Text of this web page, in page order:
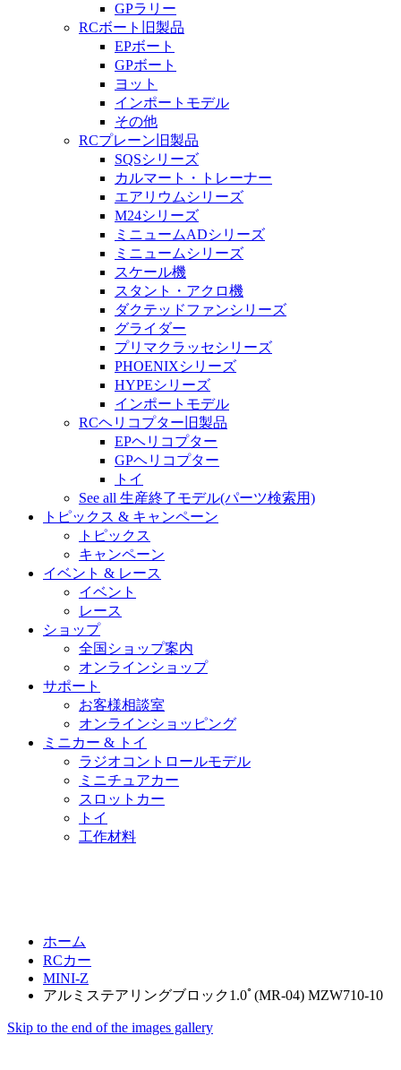
GPラリー
RCボート旧製品
EPボート
GPボート
ヨット
インポートモデル
その他
RCプレーン旧製品
SQSシリーズ
カルマート・トレーナー
エアリウムシリーズ
M24シリーズ
ミニュームADシリーズ
ミニュームシリーズ
スケール機
スタント・アクロ機
ダクテッドファンシリーズ
グライダー
プリマクラッセシリーズ
PHOENIXシリーズ
HYPEシリーズ
インポートモデル
RCヘリコプター旧製品
EPヘリコプター
GPヘリコプター
トイ
See all 生産終了モデル(パーツ検索用)
トピックス & キャンペーン
トピックス
キャンペーン
イベント & レース
イベント
レース
ショップ
全国ショップ案内
オンラインショップ
サポート
お客様相談室
オンラインショッピング
ミニカー & トイ
ラジオコントロールモデル
ミニチュアカー
スロットカー
トイ
工作材料
ホーム
RCカー
MINI-Z
アルミステアリングブロック1.0ﾟ(MR-04) MZW710-10
Skip to the end of the images gallery